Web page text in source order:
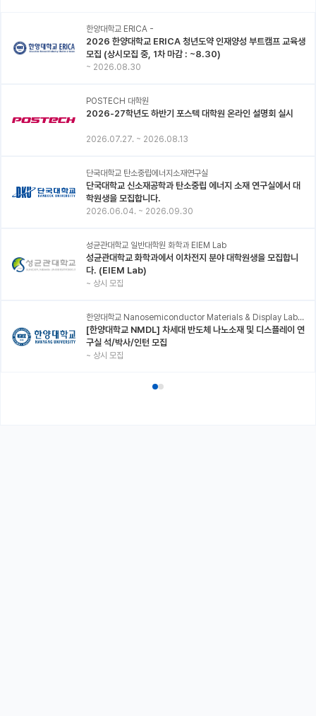
한양대학교 ERICA -
2026 한양대학교 ERICA 청년도약 인재양성 부트캠프 교육생
모집 (상시모집 중, 1차 마감 : ~8.30)
~ 2026.08.30
POSTECH 대학원
2026-27학년도 하반기 포스텍 대학원 온라인 설명회 실시
2026.07.27. ~ 2026.08.13
단국대학교 탄소중립에너지소재연구실
단국대학교 신소재공학과 탄소중립 에너지 소재 연구실에서 대
학원생을 모집합니다.
2026.06.04. ~ 2026.09.30
성균관대학교 일반대학원 화학과 EIEM Lab
성균관대학교 화학과에서 이차전지 분야 대학원생을 모집합니
다. (EIEM Lab)
~ 상시 모집
한양대학교 Nanosemiconductor Materials & Display Laboratory
[한양대학교 NMDL] 차세대 반도체 나노소재 및 디스플레이 연
구실 석/박사/인턴 모집
~ 상시 모집